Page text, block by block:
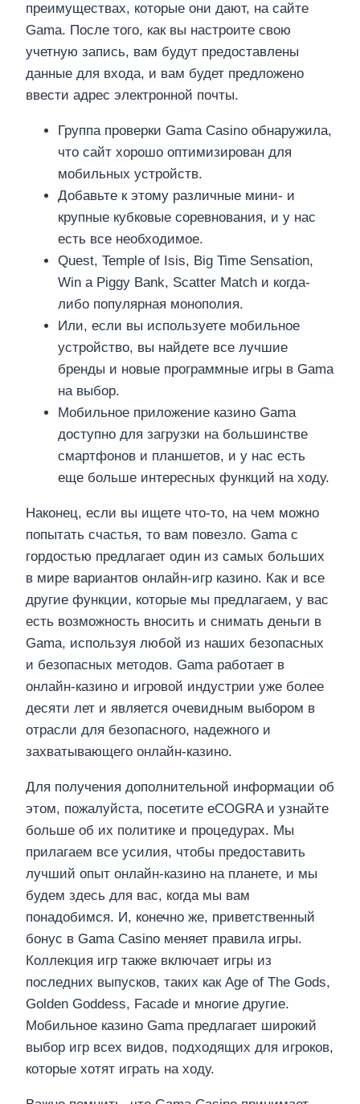
преимуществах, которые они дают, на сайте
Gama. После того, как вы настроите свою
учетную запись, вам будут предоставлены
данные для входа, и вам будет предложено
ввести адрес электронной почты.
Группа проверки Gama Casino обнаружила,
что сайт хорошо оптимизирован для
мобильных устройств.
Добавьте к этому различные мини- и
крупные кубковые соревнования, и у нас
есть все необходимое.
Quest, Temple of Isis, Big Time Sensation,
Win a Piggy Bank, Scatter Match и когда-
либо популярная монополия.
Или, если вы используете мобильное
устройство, вы найдете все лучшие
бренды и новые программные игры в Gama
на выбор.
Мобильное приложение казино Gama
доступно для загрузки на большинстве
смартфонов и планшетов, и у нас есть
еще больше интересных функций на ходу.
Наконец, если вы ищете что-то, на чем можно
попытать счастья, то вам повезло. Gama с
гордостью предлагает один из самых больших
в мире вариантов онлайн-игр казино. Как и все
другие функции, которые мы предлагаем, у вас
есть возможность вносить и снимать деньги в
Gama, используя любой из наших безопасных
и безопасных методов. Gama работает в
онлайн-казино и игровой индустрии уже более
десяти лет и является очевидным выбором в
отрасли для безопасного, надежного и
захватывающего онлайн-казино.
Для получения дополнительной информации об
этом, пожалуйста, посетите eCOGRA и узнайте
больше об их политике и процедурах. Мы
прилагаем все усилия, чтобы предоставить
лучший опыт онлайн-казино на планете, и мы
будем здесь для вас, когда мы вам
понадобимся. И, конечно же, приветственный
бонус в Gama Casino меняет правила игры.
Коллекция игр также включает игры из
последних выпусков, таких как Age of The Gods,
Golden Goddess, Facade и многие другие.
Мобильное казино Gama предлагает широкий
выбор игр всех видов, подходящих для игроков,
которые хотят играть на ходу.